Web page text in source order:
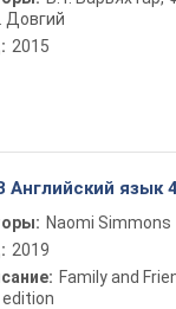
Довгий
2015
Английский язык
Naomi Simmons
2019
Family and
edition